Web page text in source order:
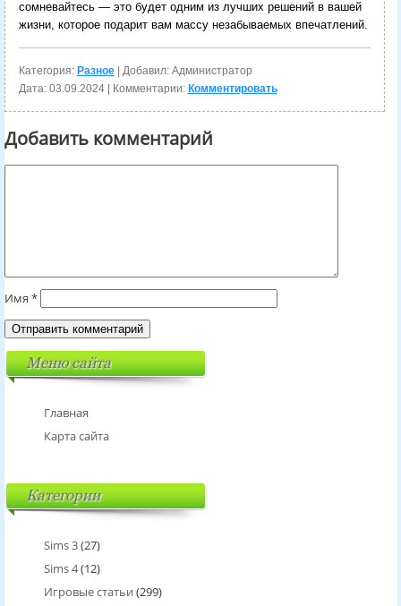
сомневайтесь — это будет одним из лучших решений в вашей
жизни, которое подарит вам массу незабываемых впечатлений.
Категория: Разное| Добавил: Администратор
Дата: 03.09.2024| Комментарии: Комментировать
Добавить комментарий
Имя *
Меню сайта
Главная
Карта сайта
Категории
Sims 3(27)
Sims 4(12)
Игровые статьи (299)